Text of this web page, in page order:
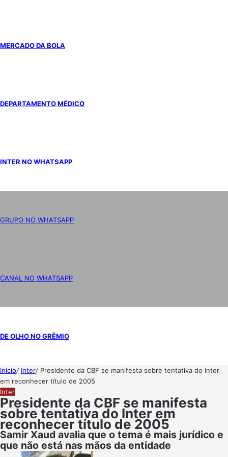
MERCADO DA BOLA
DEPARTAMENTO MÉDICO
INTER NO WHATSAPP
GRUPO NO WHATSAPP
CANAL NO WHATSAPP
DE OLHO NO GRÊMIO
Início/ Inter/ Presidente da CBF se manifesta sobre tentativa do Inter
em reconhecer título de 2005
Inter
Presidente da CBF se manifesta
sobre tentativa do Inter em
reconhecer título de 2005
Samir Xaud avalia que o tema é mais jurídico e
que não está nas mãos da entidade